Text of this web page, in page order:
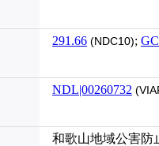
291.66 (NDC10);
NDL|00260732
和歌山地域公害防